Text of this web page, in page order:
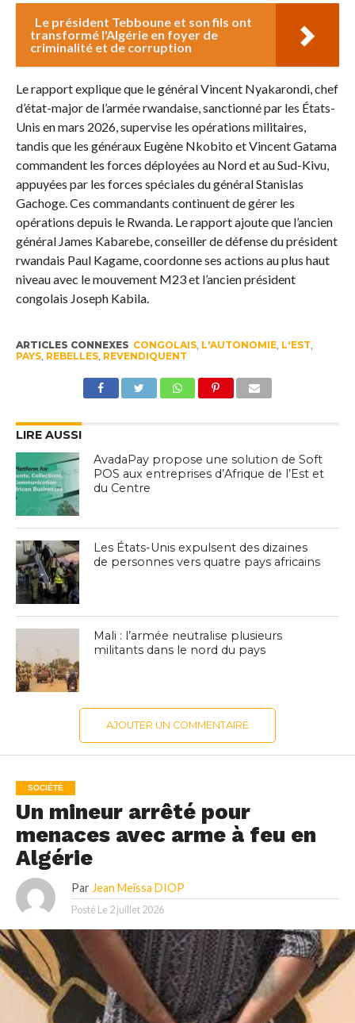
Le président Tebboune et son fils ont
transformé l'Algérie en foyer de
criminalité et de corruption
Le rapport explique que le général Vincent Nyakarondi, chef
d’état-major de l’armée rwandaise, sanctionné par les États-
Unis en mars 2026, supervise les opérations militaires,
tandis que les généraux Eugène Nkobito et Vincent Gatama
commandent les forces déployées au Nord et au Sud-Kivu,
appuyées par les forces spéciales du général Stanislas
Gachoge. Ces commandants continuent de gérer les
opérations depuis le Rwanda. Le rapport ajoute que l’ancien
général James Kabarebe, conseiller de défense du président
rwandais Paul Kagame, coordonne ses actions au plus haut
niveau avec le mouvement M23 et l’ancien président
congolais Joseph Kabila.
ARTICLES CONNEXES CONGOLAIS, L'AUTONOMIE, L'EST
PAYS, REBELLES, REVENDIQUENT
LIRE AUSSI
AvadaPay propose une solution de Soft
POS aux entreprises d’Afrique de l’Est et
du Centre
Les États-Unis expulsent des dizaines
de personnes vers quatre pays africains
Mali : l’armée neutralise plusieurs
militants dans le nord du pays
AJOUTER UN COMMENTAIRE
SOCIÉTÉ
Un mineur arrêté pour
menaces avec arme à feu en
Algérie
Par Jean Meïssa DIOP
Posté Le 2 juillet 2026